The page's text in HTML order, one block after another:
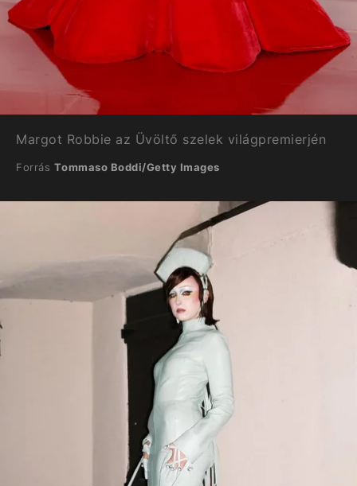
Margot Robbie az Üvöltő szelek világpremierjén
Forrás Tommaso Boddi/Getty Images